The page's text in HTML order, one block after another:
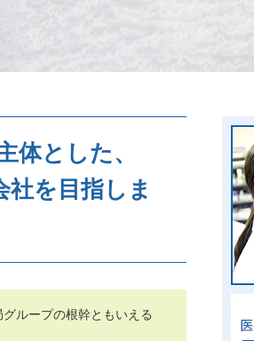
体とした、
を目指しま
ループの根幹ともいえる